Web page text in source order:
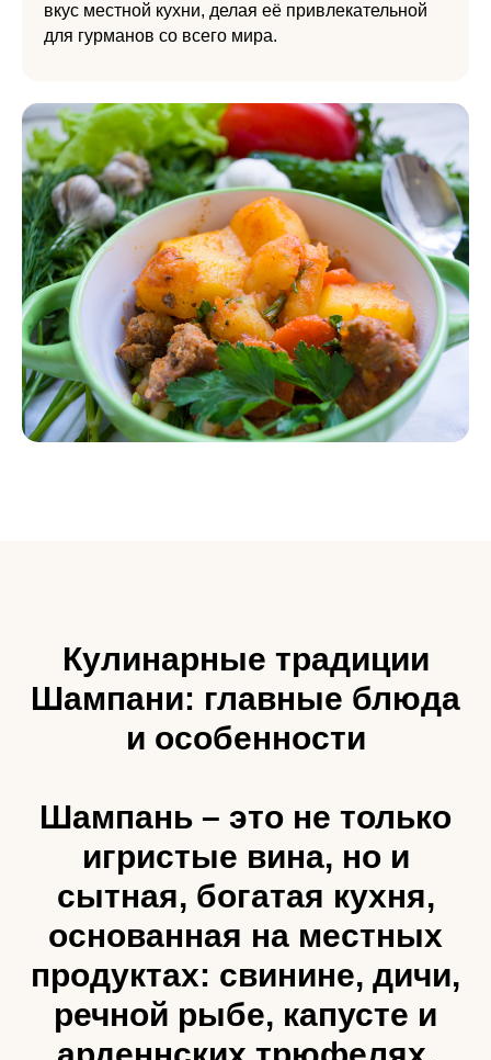
вкус местной кухни, делая её привлекательной
для гурманов со всего мира.
Кулинарные традиции
Шампани: главные блюда
и особенности
Шампань – это не только
игристые вина, но и
сытная, богатая кухня,
основанная на местных
продуктах: свинине, дичи,
речной рыбе, капусте и